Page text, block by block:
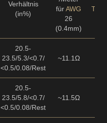
Verhältnis
(in%)
fürAWG
26
(0.4mm)
20.5-
23.5/5.3/<0.7/
<0.5/0.08/Rest
~11.1Ω
20.5-
23.5/5.8/<0.7/
<0.5/0.08/Rest
~11.5Ω